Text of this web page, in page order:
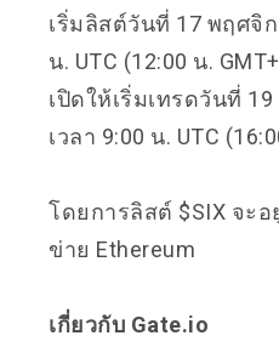
เริ่มลิสต์วันที่ 17 พฤศจิก
น. UTC (12:00 น.
เปิดให้เริ่มเทรดวันที่
เวลา 9:00 น. UTC
โดยการลิสต์ $SIX จะ
ข่าย Ethereum
เกี่ยวกับ Gate.io